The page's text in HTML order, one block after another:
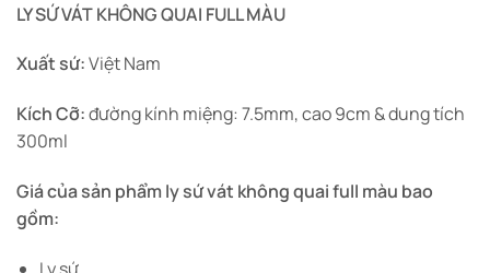
LY SỨ VÁT KHÔNG QUAI FULL MÀU
Xuất sứ:Việt Nam
KíchCỡ:đường kính miệng: 7.5mm, cao 9cm & dung tích
300ml
Giá của sản phẩm ly sứ vát không quai full màu bao
gồm: